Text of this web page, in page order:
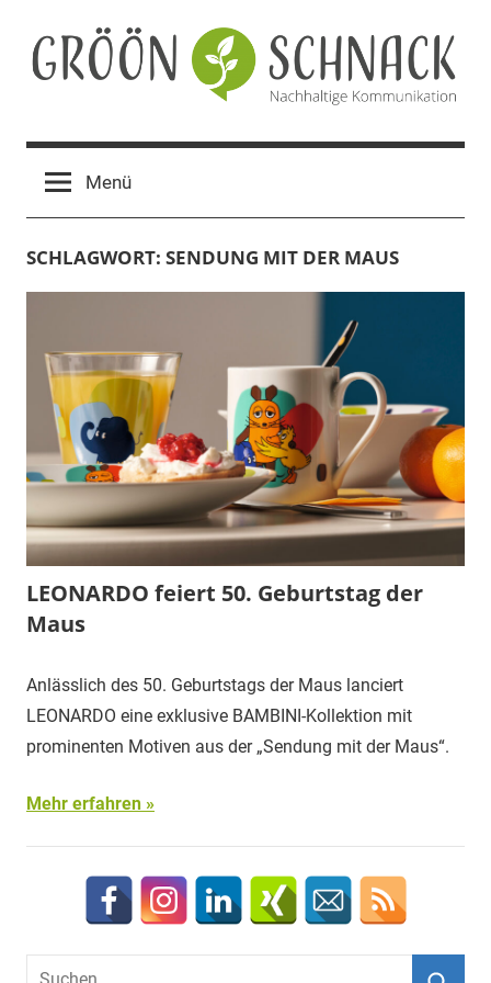
Inhalt
springen
Gröön
Schnack
Menü
SCHLAGWORT: SENDUNG MIT DER MAUS
LEONARDO feiert 50. Geburtstag der
Maus
Anlässlich des 50. Geburtstags der Maus lanciert
LEONARDO eine exklusive BAMBINI-Kollektion mit
prominenten Motiven aus der „Sendung mit der Maus“.
Mehr erfahren
Suchen